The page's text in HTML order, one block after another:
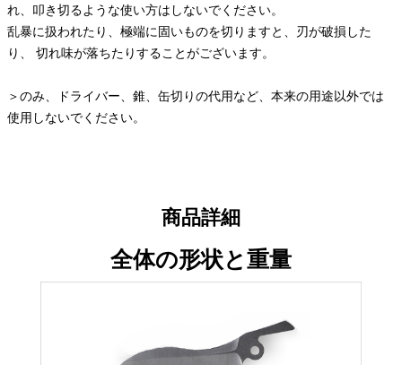
れ、叩き切るような使い方はしないでください。
乱暴に扱われたり、極端に固いものを切りますと、刃が破損した
り、 切れ味が落ちたりすることがございます。
＞のみ、ドライバー、錐、缶切りの代用など、本来の用途以外では
使用しないでください。
商品詳細
全体の形状と重量